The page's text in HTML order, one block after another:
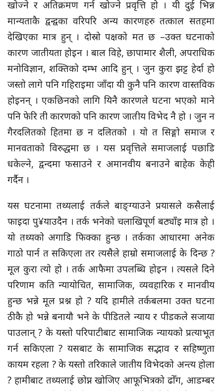
खोज्ने र अतिक्रमण गर्न खोज्ने प्रवृत्ति हो । यी दुई भिन्न
मान्यताकै द्वन्द्वका वरिपरि अन्य कारणहरु तत्काल सतहमा
देखिएका मात्र हुन् । दोस्रो पक्षको मत छ –उक्त घटनाको
कारण जातीयता होइन । बाल विहे, छापामार शैली, अपराधिक
मनोविज्ञान, शक्तिको दम्भ आदि हुन् । जुन कुरा झट्ट हेर्दा हो
जस्तो लागे पनि गहिराइमा जाँदा यी कुनै पनि कारण वास्तविक
होइनन् । एकछिनको लागि यिनै कारणले घटना भएको माने
पनि फेरि ती कारणको पनि कारण जातीय विभेद नै हो । जुन न
गैरदलितको हितमा छ न दलितको । यो त सिङ्गो समाज र
मानवताको विरुद्धमा छ । यस प्रवृत्तिले समाजलाई पछाडि
धकेल्ने, द्वन्दमा फसाउने र अमानवीय बनाउने बाहेक केही
गर्दैन ।
यस घटनामा तथ्यलाई तर्कले बाङ्ग्याउने प्रयासले कसैलाई
फाइदा पु¥याउदैन । तर्क भनेको चलाखिपूर्ण बठ्याँइ मात्र हो ।
यो तथ्यको अगाडि फिक्का हुन्छ । तर्कका आधारमा अनेक
गाठो पार्न त सकिएला तर त्यसैले हाम्रो समाजलाई के दिन्छ ?
मूल कुरा त्यो हो । तर्क आफैमा उपलब्धि होइन । त्यसले दिने
परिणाम कति न्यायोचित, सामाजिक, व्यवहारिक र मानवीय
हुन्छ भन्ने मूल प्रश्न हो ? यदि हामीले तर्कबलमा उक्त घटना
ठीकै हो भन्ने बनायौ भने के पीडितले न्याय र पीडकले सजाया
पाउलान् ? के यस्तो परिपाटीबाट सामाजिक न्यायको प्रत्याभूत
गर्न सकिएला ? यसबाट के सामाजिक सद्भाव र सहिष्णुता
कायम रहला ? के यस्तो तरिकाले जातीय विभेदको अन्त्य होला
? हामीबाट तथ्यलाई छोप्न खोजिए आफूभित्रको ढोँग, आडम्बर